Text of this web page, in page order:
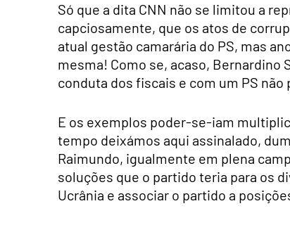
Só que a dita CNN não se limitou a
capciosamente, que os atos de
atual gestão camarária do PS, mas
mesma! Como se, acaso, Bernardino
conduta dos fiscais e com um PS
E os exemplos poder-se-iam
tempo deixámos aqui assinalado,
Raimundo, igualmente em plena
soluções que o partido teria para os
Ucrânia e associar o partido a